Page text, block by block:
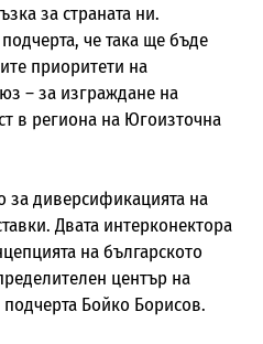
за страната ни.
че така ще бъде
приоритети на
– за изграждане на
в региона на Югоизточна
за диверсификацията на
Двата интерконектора
на българското
център на
подчерта Бойко Борисов.